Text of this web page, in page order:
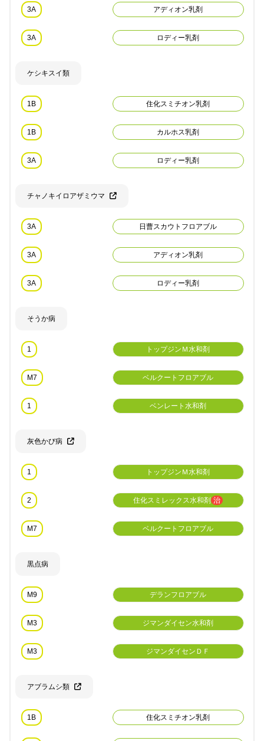
3A アディオン乳剤
3A ロディー乳剤
ケシキスイ類
1B 住化スミチオン乳剤
1B カルホス乳剤
3A ロディー乳剤
チャノキイロアザミウマ
3A 日曹スカウトフロアブル
3A アディオン乳剤
3A ロディー乳剤
そうか病
1 トップジンＭ水和剤
M7 ベルクートフロアブル
1 ベンレート水和剤
灰色かび病
1 トップジンＭ水和剤
2 住化スミレックス水和剤 治
M7 ベルクートフロアブル
黒点病
M9 デランフロアブル
M3 ジマンダイセン水和剤
M3 ジマンダイセンＤＦ
アブラムシ類
1B 住化スミチオン乳剤